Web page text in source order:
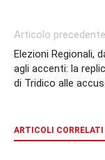
Articolo precedente
Elezioni Regionali,
agli accenti: la
di Tridico alle
ARTICOLI CORRELATI